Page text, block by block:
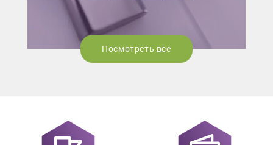
Посмотреть все